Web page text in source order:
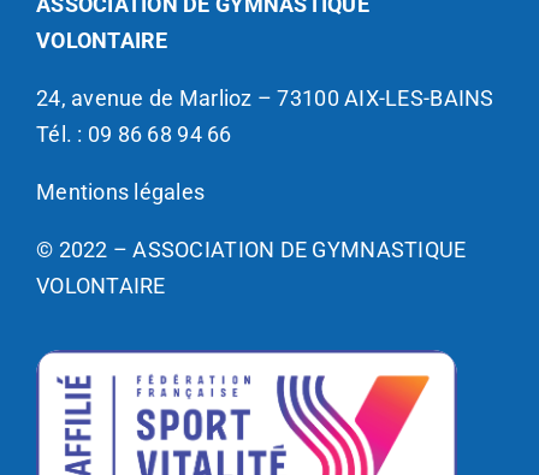
VOLONTAIRE
24, avenue de Marlioz – 73100 AIX-LES-BAINS
Tél. : 09 86 68 94 66
Mentions légales
© 2022 – ASSOCIATION DE GYMNASTIQUE
VOLONTAIRE